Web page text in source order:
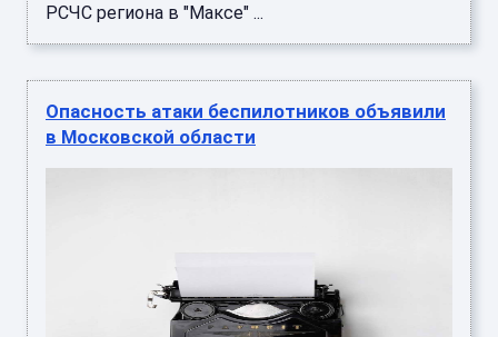
РСЧС региона в "Максе" ...
Опасность атаки беспилотников объявили
в Московской области